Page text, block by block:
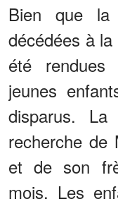
Bien que la
décédées à
été
jeunes
disparus.
recherche de
et de son
mois. Les